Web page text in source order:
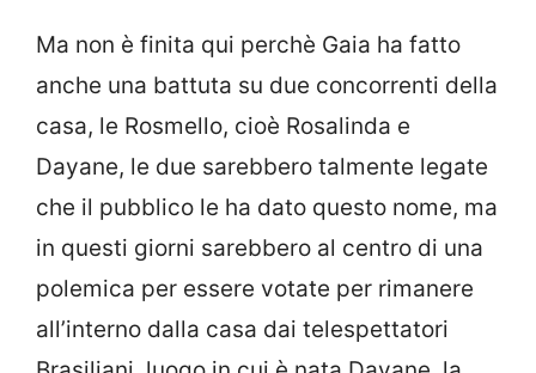
Ma non è finita qui perchè Gaia ha fatto
anche una battuta su due concorrenti della
casa, le Rosmello, cioè Rosalinda e
Dayane, le due sarebbero talmente legate
che il pubblico le ha dato questo nome, ma
in questi giorni sarebbero al centro di una
polemica per essere votate per rimanere
all’interno dalla casa dai telespettatori